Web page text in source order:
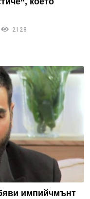
2128
импийчмънт